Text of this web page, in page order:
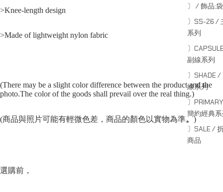
〕 / 飾品;袋
〕SS-26 /
系列
〕
副線系列
〕SHADE /
線系列
〕
簡約經典
〕SALE /
商品
>Knee-length design
>Made of lightweight nylon fabric
(There may be a slight color difference between the product and the
photo.The color of the goods shall prevail over the real thing.)
(商品與照片可能有輕微色差，商品的顏色以實物為準。)
選購前，